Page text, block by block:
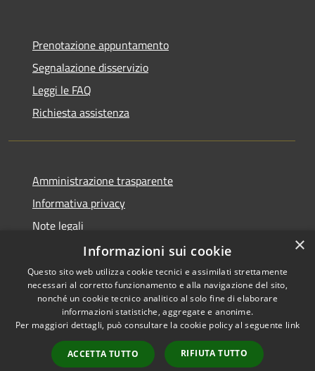
Prenotazione appuntamento
Segnalazione disservizio
Leggi le FAQ
Richiesta assistenza
Amministrazione trasparente
Informativa privacy
Note legali
Dichiarazione di accessibilità
RSS
Accessibilità
Copyright © 2026 • Città di
Comacchio • Powered by
Municipium•
Accesso
×
Informazioni sui cookie
Questo sito web utilizza cookie tecnici e assimilati strettamente
necessari al corretto funzionamento e alla navigazione del sito,
nonché un cookie tecnico analitico al solo fine di elaborare
informazioni statistiche, aggregate e anonime.
Per maggiori dettagli, può consultare la cookie policy al seguente link
ACCETTA TUTTO RIFIUTA TUTTO